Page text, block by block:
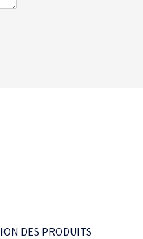
DES PRODUITS